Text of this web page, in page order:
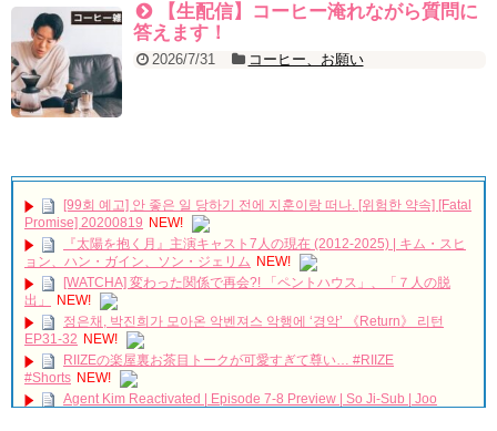
【生配信】コーヒー淹れながら質問に
答えます！
2026/7/31 コーヒー、お願い
[99회 예고] 안 좋은 일 당하기 전에 지훈이랑 떠나. [위험한 약속] [Fatal
Promise] 20200819 NEW!
『太陽を抱く月』主演キャスト7人の現在 (2012-2025) | キム・スヒ
ョン、ハン・ガイン、ソン・ジェリム NEW!
[WATCHA] 変わった関係で再会?! 「ペントハウス」、「７人の脱
出」
NEW!
정은채, 박진희가 모아온 악벤져스 악행에 ‘경악’ 《Return》 리턴
EP31-32 NEW!
RIIZEの楽屋裏お茶目トークが可愛すぎて尊い… #RIIZE
#Shorts NEW!
Agent Kim Reactivated | Episode 7-8 Preview | So Ji-Sub | Joo